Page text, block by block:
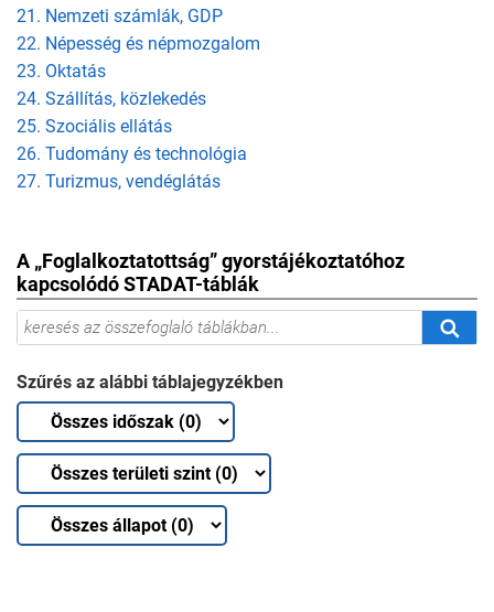
21. Nemzeti számlák, GDP
22. Népesség és népmozgalom
23. Oktatás
24. Szállítás, közlekedés
25. Szociális ellátás
26. Tudomány és technológia
27. Turizmus, vendéglátás
A „Foglalkoztatottság” gyorstájékoztatóhoz
kapcsolódó STADAT-táblák
Szűrés az alábbi táblajegyzékben